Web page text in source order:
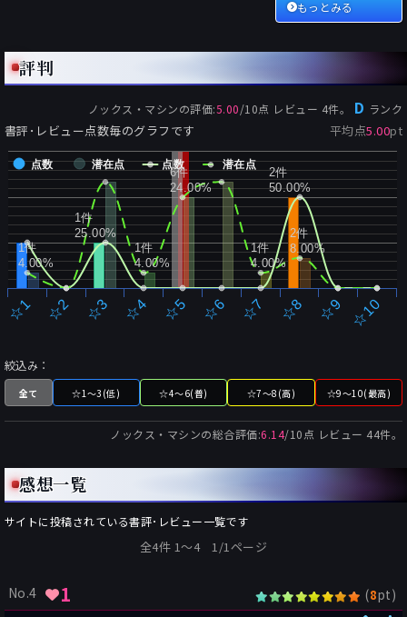
もっとみる
評判
ノックス・マシンの評価:5.00/10点 レビュー 4件。 D ランク
書評･レビュー点数毎のグラフです 平均点5.00pt
点数 潜在点 点数 潜在点
☆1 ☆2 ☆3 ☆4 ☆5 ☆6 ☆7 ☆8 ☆9 ☆10
1件
25.00%
2件
50.00%
1件
4.00%
1件
4.00%
6件
24.00%
1件
4.00%
2件
8.00%
絞込み：
全て ☆1～3(低) ☆4～6(普) ☆7～8(高) ☆9～10(最高)
ノックス・マシンの総合評価:6.14/10点 レビュー 44件。
感想一覧
サイトに投稿されている書評･レビュー一覧です
全4件 1〜4 1/1ページ
No.4 1 (8pt)